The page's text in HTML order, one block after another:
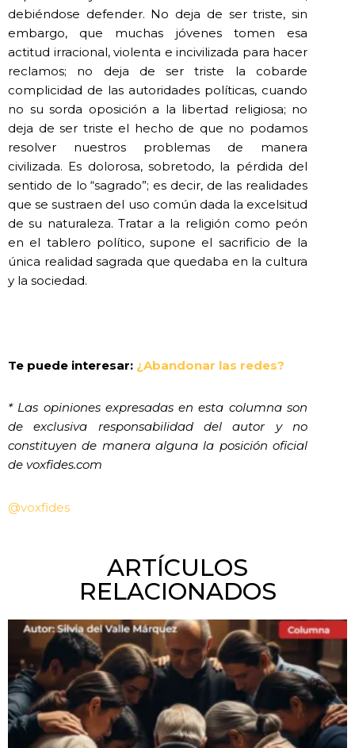
debiéndose defender. No deja de ser triste, sin
embargo, que muchas jóvenes tomen esa
actitud irracional, violenta e incivilizada para hacer
reclamos; no deja de ser triste la cobarde
complicidad de las autoridades políticas, cuando
no su sorda oposición a la libertad religiosa; no
deja de ser triste el hecho de que no podamos
resolver nuestros problemas de manera
civilizada. Es dolorosa, sobretodo, la pérdida del
sentido de lo “sagrado”; es decir, de las realidades
que se sustraen del uso común dada la excelsitud
de su naturaleza. Tratar a la religión como peón
en el tablero político, supone el sacrificio de la
única realidad sagrada que quedaba en la cultura
y la sociedad.
Te puede interesar: ¿Abandonar las redes?
* Las opiniones expresadas en esta columna son
de exclusiva responsabilidad del autor y no
constituyen de manera alguna la posición oficial
de voxfides.com
@voxfides
ARTÍCULOS
RELACIONADOS